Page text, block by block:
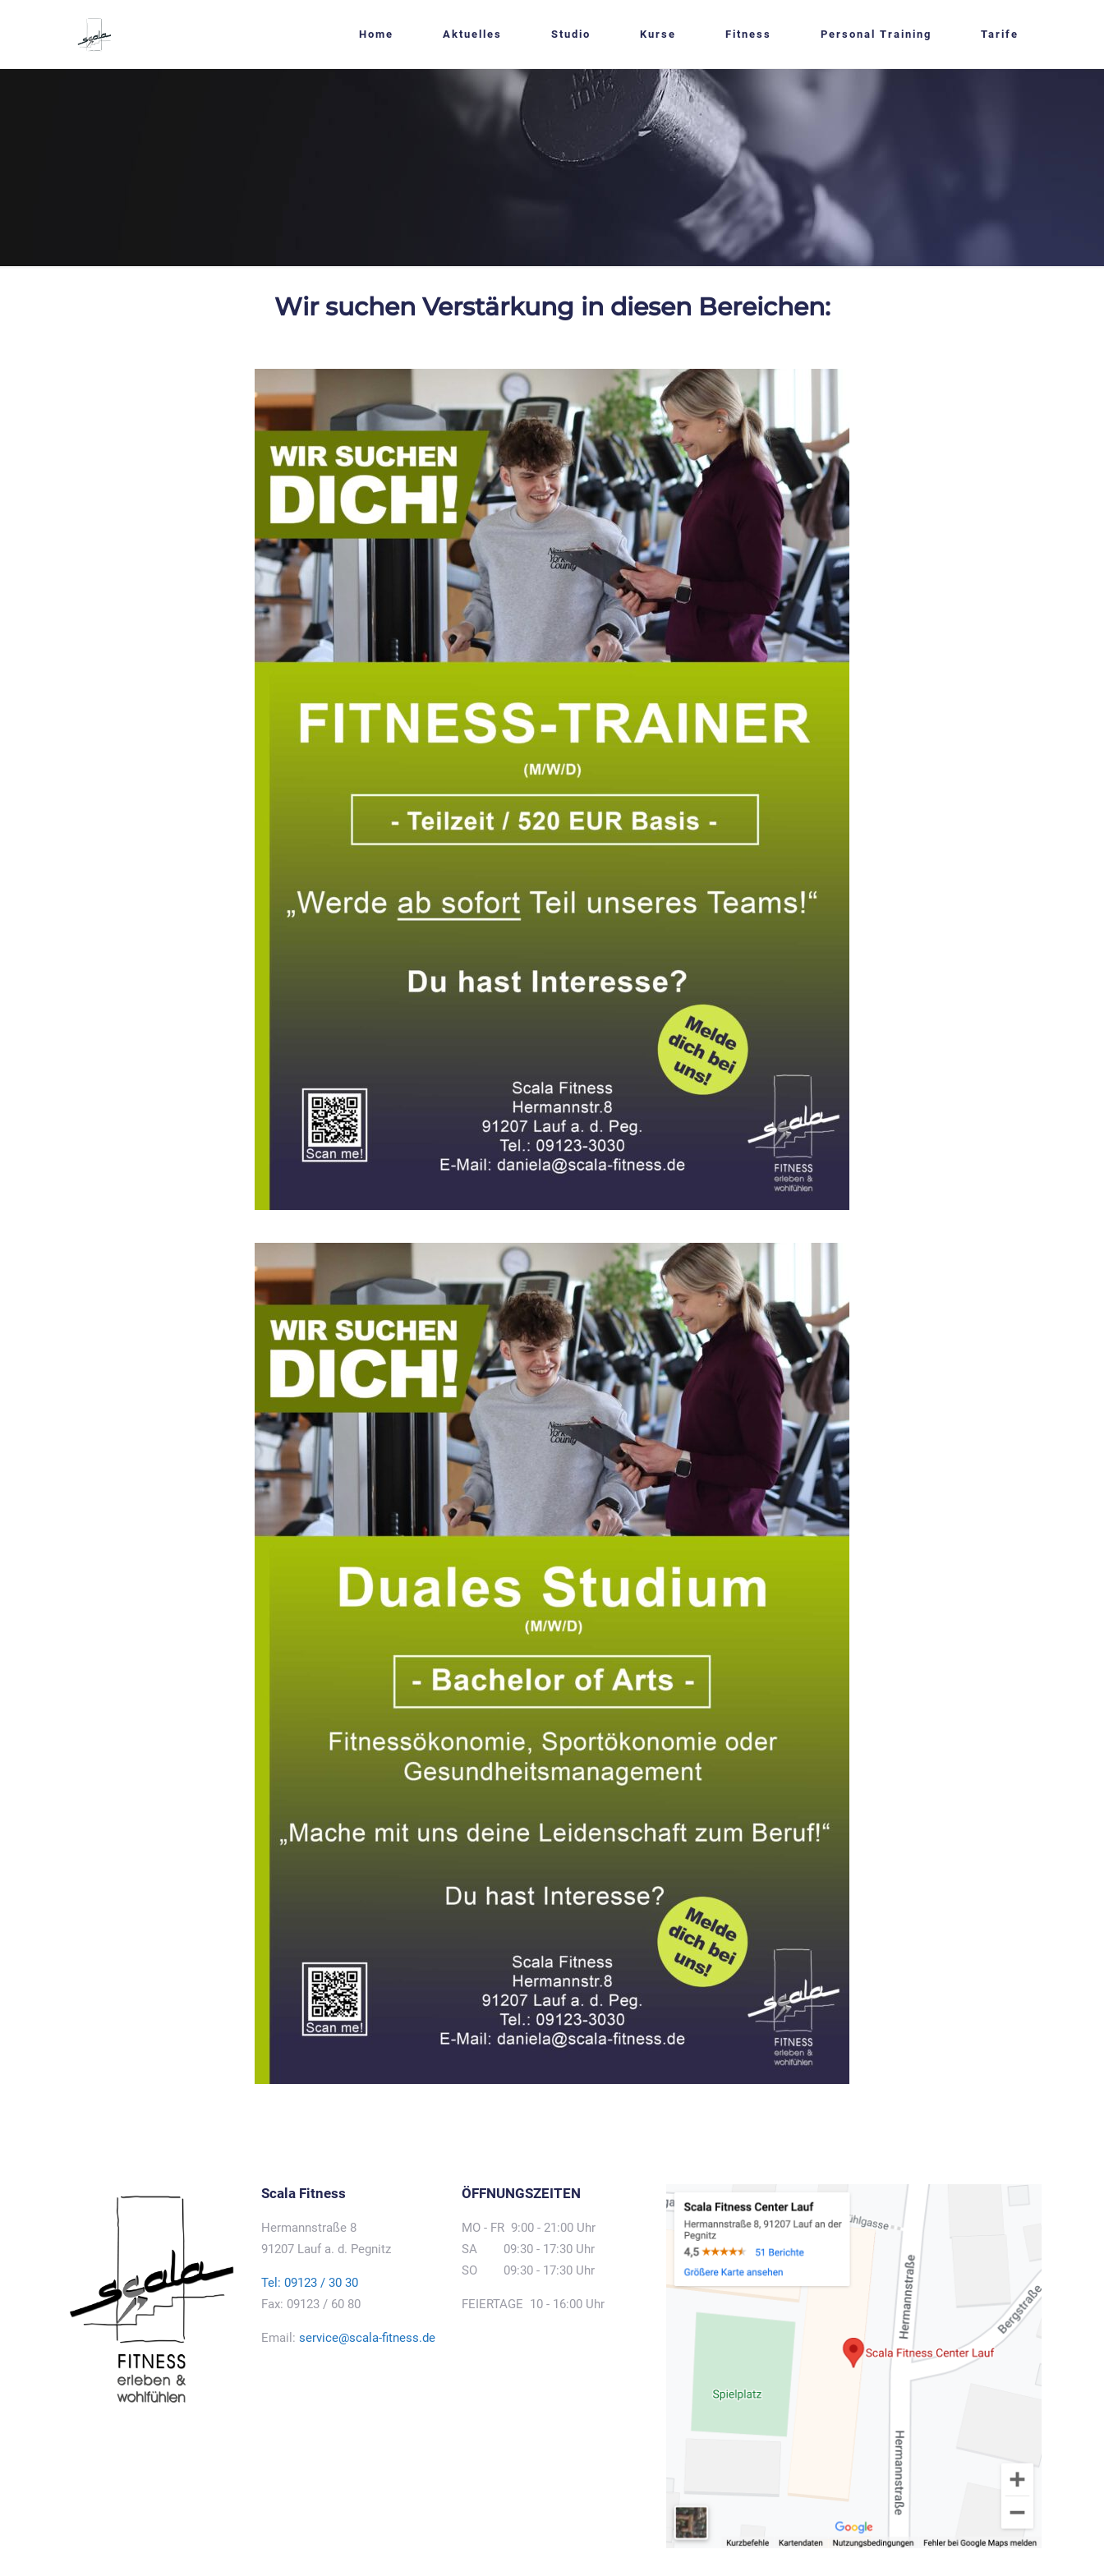
Home Aktuelles Studio Kurse Fitness Personal Training Tarife
Wir suchen Verstärkung in diesen Bereichen:
Scala Fitness
Hermannstraße 8
91207 Lauf a. d. Pegnitz
Tel: 09123 / 30 30
Fax: 09123 / 60 80
Email: service@scala-fitness.de
ÖFFNUNGSZEITEN
MO - FR 9:00 - 21:00 Uhr
SA 09:30 - 17:30 Uhr
SO 09:30 - 17:30 Uhr
FEIERTAGE 10 - 16:00 Uhr